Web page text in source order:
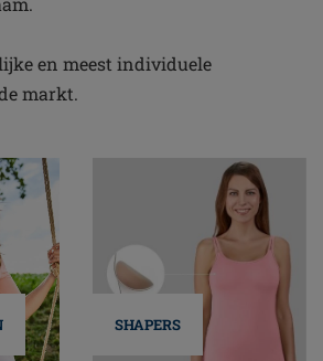
en meest individuele
markt.
SHAPERS